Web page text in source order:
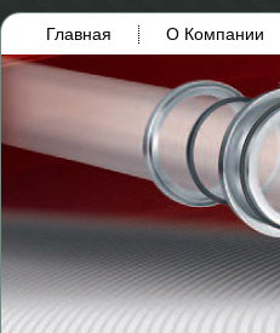
Главная О Компании